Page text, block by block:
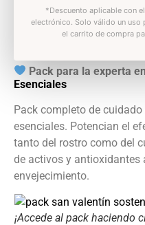
rejuvenecida, esta es tu
Pack para la experta
Esenciales
Pack completo de
esenciales. Potencian el
tanto del rostro como del
de activos y antioxidantes
envejecimiento.
¡Accede al pack haciendo
*Descuento aplicable con
electrónico. Solo válido un uso
el carrito de compra